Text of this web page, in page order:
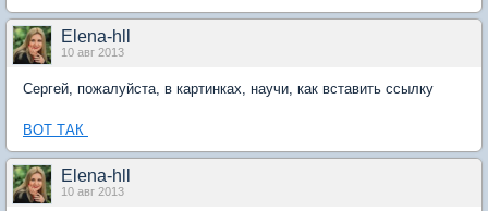
Elena-hll
10 авг 2013
Сергей, пожалуйста, в картинках, научи, как вставить ссылку
ВОТ ТАК
Elena-hll
10 авг 2013